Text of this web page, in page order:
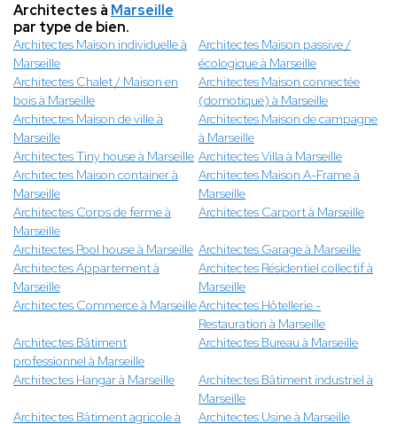
Architectes à Marseille
par type de bien.
Architectes Maison individuelle à
Marseille
Architectes Maison passive /
écologique à Marseille
Architectes Chalet / Maison en
bois à Marseille
Architectes Maison connectée
(domotique) à Marseille
Architectes Maison de ville à
Marseille
Architectes Maison de campagne
à Marseille
Architectes Tiny house à Marseille Architectes Villa à Marseille
Architectes Maison container à
Marseille
Architectes Maison A-Frame à
Marseille
Architectes Corps de ferme à
Marseille
Architectes Carport à Marseille
Architectes Pool house à Marseille Architectes Garage à Marseille
Architectes Appartement à
Marseille
Architectes Résidentiel collectif à
Marseille
Architectes Commerce à MarseilleArchitectes Hôtellerie -
Restauration à Marseille
Architectes Bâtiment
professionnel à Marseille
Architectes Bureau à Marseille
Architectes Hangar à Marseille
Architectes Bâtiment industriel à
Marseille
Architectes Bâtiment agricole à
Architectes Usine à Marseille